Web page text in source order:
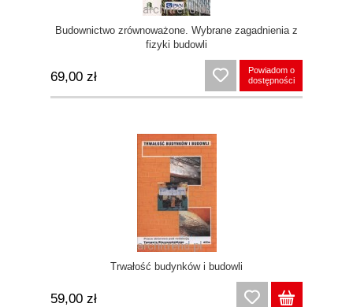
Budownictwo zrównoważone. Wybrane zagadnienia z
fizyki budowli
69,00 zł
Powiadom o
dostępności
Trwałość budynków i budowli
59,00 zł